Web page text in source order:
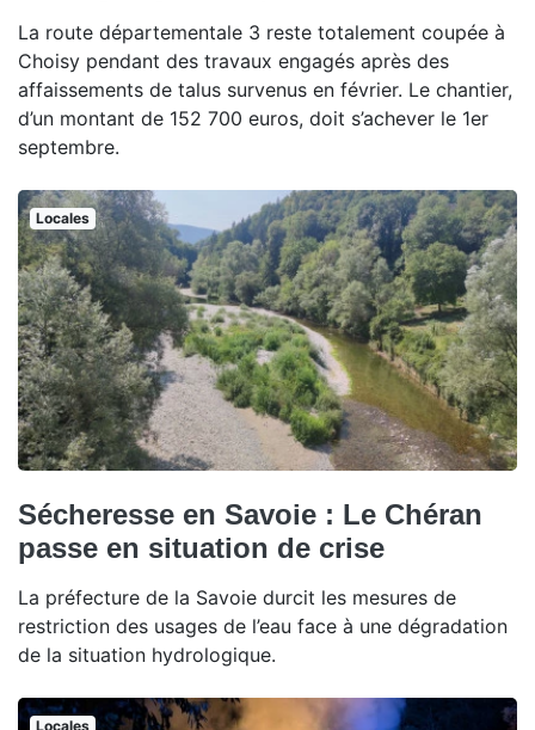
La route départementale 3 reste totalement coupée à
Choisy pendant des travaux engagés après des
affaissements de talus survenus en février. Le chantier,
d’un montant de 152 700 euros, doit s’achever le 1er
septembre.
Locales
Sécheresse en Savoie : Le Chéran
passe en situation de crise
La préfecture de la Savoie durcit les mesures de
restriction des usages de l’eau face à une dégradation
de la situation hydrologique.
Locales